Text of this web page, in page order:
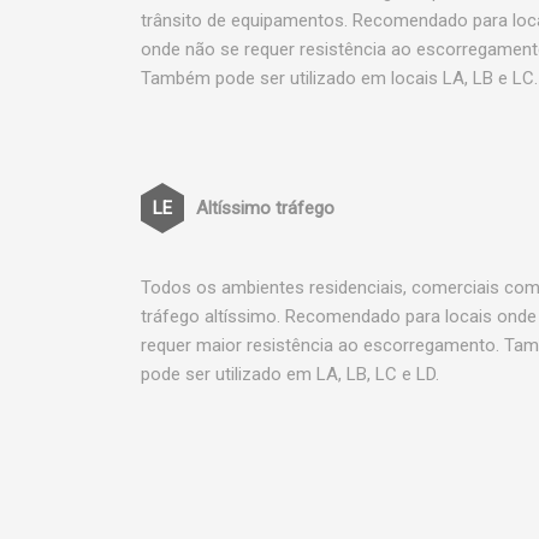
trânsito de equipamentos. Recomendado para
onde não se requer resistência ao
Também pode ser utilizado em locais LA, LB e LC.
Altíssimo tráfego
Todos os ambientes residenciais, comerciais com
tráfego altíssimo. Recomendado para locais
requer maior resistência ao escorregamento.
pode ser utilizado em LA, LB, LC e LD.